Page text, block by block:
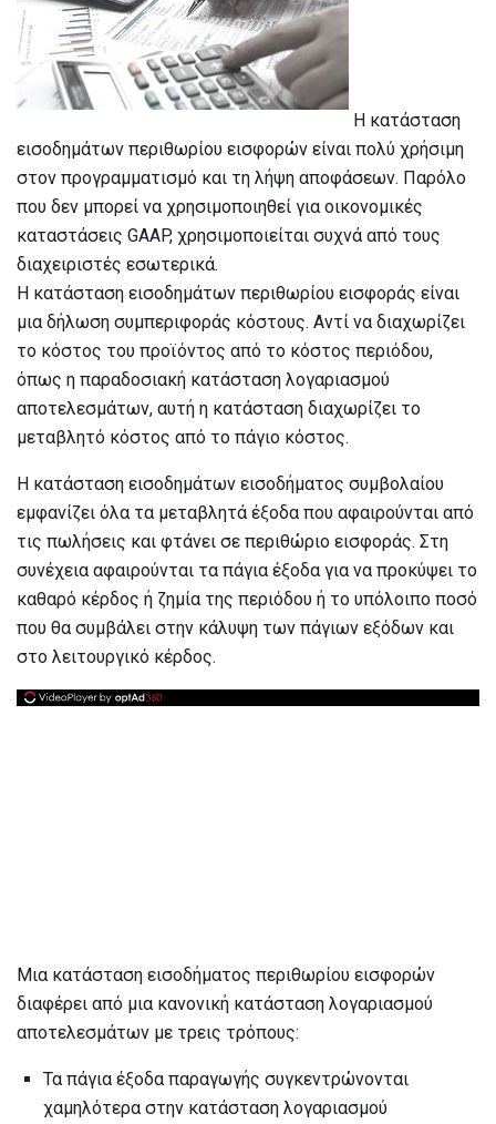
Η κατάσταση
εισοδημάτων περιθωρίου εισφορών είναι πολύ χρήσιμη
στον προγραμματισμό και τη λήψη αποφάσεων. Παρόλο
που δεν μπορεί να χρησιμοποιηθεί για οικονομικές
καταστάσεις GAAP, χρησιμοποιείται συχνά από τους
διαχειριστές εσωτερικά.
Η κατάσταση εισοδημάτων περιθωρίου εισφοράς είναι
μια δήλωση συμπεριφοράς κόστους. Αντί να διαχωρίζει
το κόστος του προϊόντος από το κόστος περιόδου,
όπως η παραδοσιακή κατάσταση λογαριασμού
αποτελεσμάτων, αυτή η κατάσταση διαχωρίζει το
μεταβλητό κόστος από το πάγιο κόστος.
Η κατάσταση εισοδημάτων εισοδήματος συμβολαίου
εμφανίζει όλα τα μεταβλητά έξοδα που αφαιρούνται από
τις πωλήσεις και φτάνει σε περιθώριο εισφοράς. Στη
συνέχεια αφαιρούνται τα πάγια έξοδα για να προκύψει το
καθαρό κέρδος ή ζημία της περιόδου ή το υπόλοιπο ποσό
που θα συμβάλει στην κάλυψη των πάγιων εξόδων και
στο λειτουργικό κέρδος.
Μια κατάσταση εισοδήματος περιθωρίου εισφορών
διαφέρει από μια κανονική κατάσταση λογαριασμού
αποτελεσμάτων με τρεις τρόπους:
Τα πάγια έξοδα παραγωγής συγκεντρώνονται
χαμηλότερα στην κατάσταση λογαριασμού